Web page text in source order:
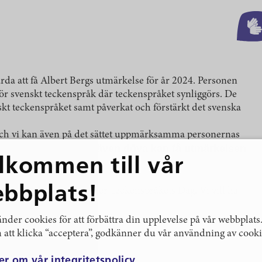
att få Albert Bergs utmärkelse för år 2024. Personen
svenskt teckenspråk där teckenspråket synliggörs. De
teckenspråket samt påverkat och förstärkt det svenska
vi kan även på det sättet uppmärksamma personernas
år 2024.
få det fina priset under Teckenspråkets Dag. Vi vill ha
info@stockholm.se
till vår
cookies för att förbättra din upplevelse på vår webbplats.
att klicka “acceptera”, godkänner du vår användning av